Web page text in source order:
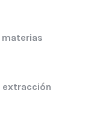
materias
extracción